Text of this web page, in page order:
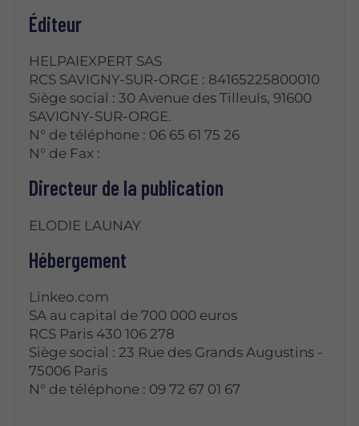
Éditeur
HELPAIEXPERT SAS
RCS SAVIGNY-SUR-ORGE : 84165225800010
Siège social : 30 Avenue des Tilleuls, 91600
SAVIGNY-SUR-ORGE.
N° de téléphone : 06 65 61 75 26
N° de Fax :
Directeur de la publication
ELODIE LAUNAY
Hébergement
Linkeo.com
SA au capital de 700 000 euros
RCS Paris 430 106 278
Siège social : 23 Rue des Grands Augustins -
75006 Paris
N° de téléphone : 09 72 67 01 67